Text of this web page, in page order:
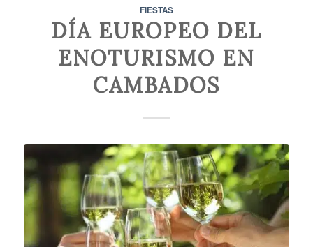
FIESTAS
DÍA EUROPEO DEL
ENOTURISMO EN
CAMBADOS